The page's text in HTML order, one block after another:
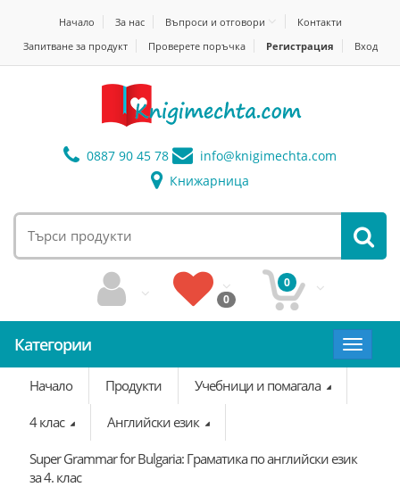
Начало За нас Въпроси и отговори
Контакти
Запитване за продукт
Проверете поръчка Регистрация Вход
0887 90 45 78 info@knigimechta.com
Книжарница
0
0
Категории
Toggle
Начало
Продукти Учебници и помагала
4 клас Английски език
Super Grammar for Bulgaria: Граматика по английски език
за 4. клас